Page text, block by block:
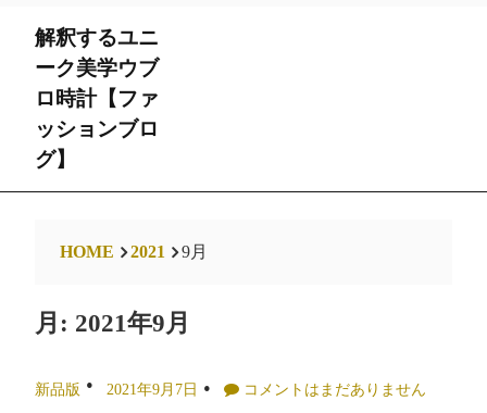
content
解釈するユニ
ーク美学ウブ
ロ時計【ファ
ッションブロ
グ】
HOME 2021 9月
月: 2021年9月
新品版 2021年9月7日 コメントはまだありません